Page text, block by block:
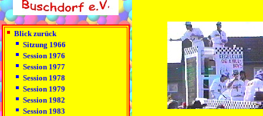
Blick zurück
Sitzung 1966
Session 1976
Session 1977
Session 1978
Session 1979
Session 1982
Session 1983